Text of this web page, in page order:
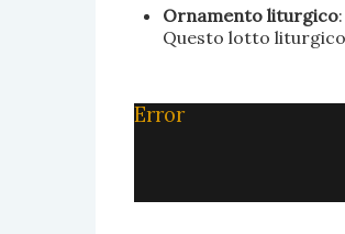
Ornamento liturgico
Questo lotto
Error